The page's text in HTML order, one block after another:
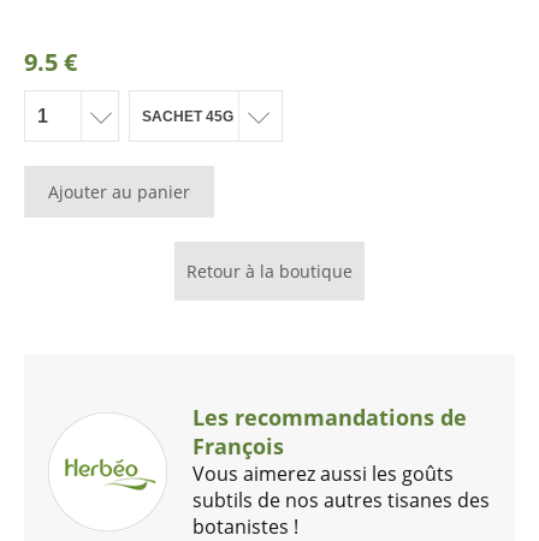
9.5 €
Ajouter au panier
Retour à la boutique
Les recommandations de
François
Vous aimerez aussi les goûts
subtils de nos autres tisanes des
botanistes !